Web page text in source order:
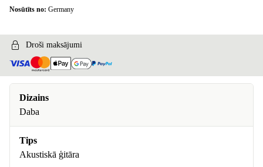
Nosūtīts no: Germany
Droši maksājumi
Dizains
Daba
Tips
Akustiskā ģitāra